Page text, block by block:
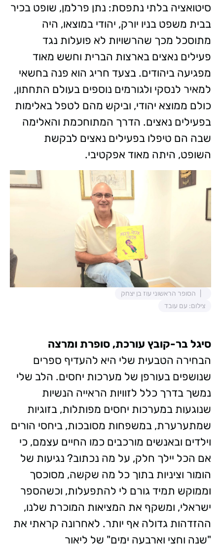
סיטואציה בלתי נתפסת: נתן פרלמן, שופט בכיר
בבית משפט בניו יורק, יהודי במוצאו, היה
מתוסכל מכך שהרשויות לא פועלות נגד
פעילים נאצים בארצות הברית וחשש מאוד
מפגיעה ביהודים. בצעד חריג הוא פנה בחשאי
למאיר לנסקי ולגורמים נוספים בעולם התחתון,
כולם ממוצא יהודי, וביקש מהם לטפל באלימות
בפעילים נאצים. הדרך המתוחכמת והאלימה
שבה הם טיפלו בפעילים נאצים לבקשת
השופט, היתה מאוד אפקטיבי.
הסופר הראשוני עוז בן יצחק
צילום: עם עובד
סיגל בר-קובץ עורכת, סופרת ומרצה
הבחירה הטבעית שלי היא להעדיף ספרים
שנושפים בעורפן של מערכות יחסים. הלב שלי
נמשך בדרך כלל לזוויות הראייה הנשיות
שנוגעות במערכות יחסים מפותלות, בזוגיות
שמתערערת, במשפחות מסובכות, ביחסי הורים
וילדים ובאנשים מורכבים כמו החיים עצמם, כי
אם הכל יילך חלק, על מה נכתוב? נגיעות של
הומור וציניות בתוך כל מה שקשה, מסוכסך
וממוקש תמיד גורם לי להתפעלות, וכשהספר
ישראלי, ומשקף את המציאות המוכרת שלנו,
ההזדהות גדולה אף יותר. לאחרונה קראתי את
"שנה וחצי וארבעה ימים" של ליאור